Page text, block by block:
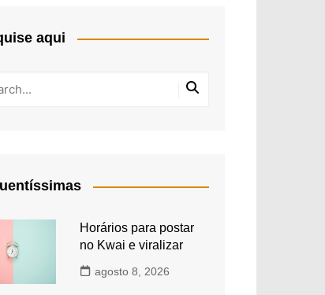
aqui
Horários para postar
no Kwai e viralizar
agosto 8, 2026